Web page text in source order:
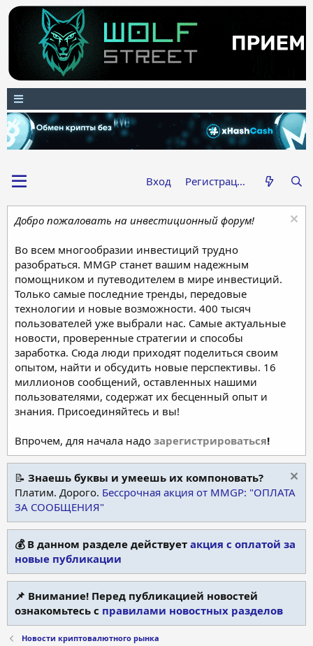
Вход Регистрация
Добро пожаловать на инвестиционный форум!
Во всем многообразии инвестиций трудно
разобраться. MMGP станет вашим надежным
помощником и путеводителем в мире инвестиций.
Только самые последние тренды, передовые
технологии и новые возможности. 400 тысяч
пользователей уже выбрали нас. Самые актуальные
новости, проверенные стратегии и способы
заработка. Сюда люди приходят поделиться своим
опытом, найти и обсудить новые перспективы. 16
миллионов сообщений, оставленных нашими
пользователями, содержат их бесценный опыт и
знания. Присоединяйтесь и вы!
Впрочем, для начала надо зарегистрироваться!
📝 Знаешь буквы и умеешь их компоновать?
Платим. Дорого. Бессрочная акция от MMGP: "ОПЛАТА
ЗА СООБЩЕНИЯ"
💰 В данном разделе действует акция с оплатой за
новые публикации
📌 Внимание! Перед публикацией новостей
ознакомьтесь с правилами новостных разделов
Новости криптовалютного рынка